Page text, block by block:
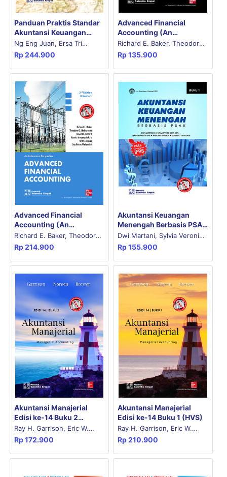
Panduan Praktis Standar
Akuntansi Keuangan
(Berbasis IFRS) E2
Ng Eng Juan, Ersa Tri
Wahyuni
Rp244.900
Advanced Financial
Accounting (An
Indonesian Perspective)
2nd Edition Volume 2
Richard E. Baker, Theodore
E. Christensen, David M.
Cottrell
Rp135.900
Advanced Financial
Accounting (An
Indonesian Perspective)
2nd Edition Volume 1
Richard E. Baker, Theodore
E. Christensen, David M.
Cottrell
Rp214.900
Akuntansi Keuangan
Menengah Berbasis PSAK
Buku 1
Dwi Martani, Sylvia Veronica
Nalurita Purnama Siregar,
Ratna Wardhani
Rp155.900
Akuntansi Manajerial
Edisi ke-14 Buku 2
(Koran)
Ray H. Garrison, Eric W.
Noreen, Peter C. Brewer
Rp172.900
Akuntansi Manajerial
Edisi ke-14 Buku 1 (HVS)
Ray H. Garrison, Eric W.
Noreen, Peter C. Brewer
Rp210.900